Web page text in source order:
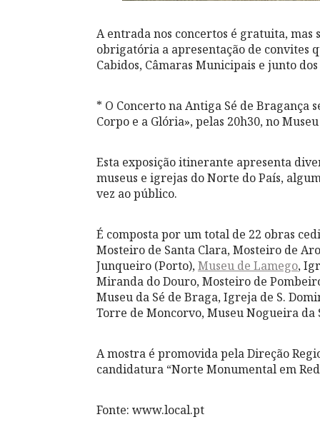
A entrada nos concertos é gratuita, mas
obrigatória a apresentação de convites
Cabidos, Câmaras Municipais e junto
* O Concerto na Antiga Sé de Bragança
Corpo e a Glória», pelas 20h30, no
Esta exposição itinerante apresenta
museus e igrejas do Norte do País,
vez ao público.
É composta por um total de 22 obras
Mosteiro de Santa Clara, Mosteiro de
Junqueiro (Porto),Museu de Lamego,
Miranda do Douro, Mosteiro de
Museu da Sé de Braga, Igreja de S.
Torre de Moncorvo, Museu Nogueira
A mostra é promovida pela Direção
candidatura “Norte Monumental em
Fonte: www.local.pt